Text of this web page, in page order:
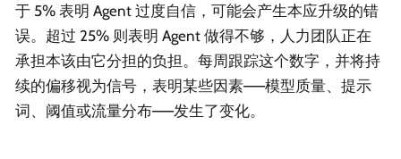
于 5% 表明 Agent 过度自信，可能会产生本应升级的错
误。超过 25% 则表明 Agent 做得不够，人力团队正在
承担本该由它分担的负担。每周跟踪这个数字，并将持
续的偏移视为信号，表明某些因素——模型质量、提示
词、阈值或流量分布——发生了变化。